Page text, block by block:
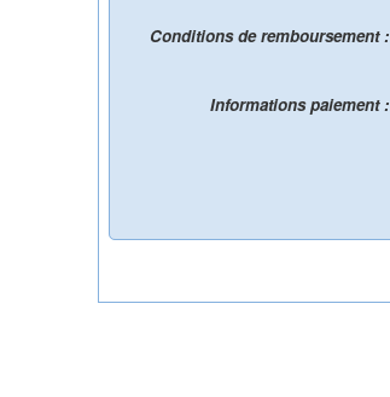
Conditions de remboursement :
Informations paiement :